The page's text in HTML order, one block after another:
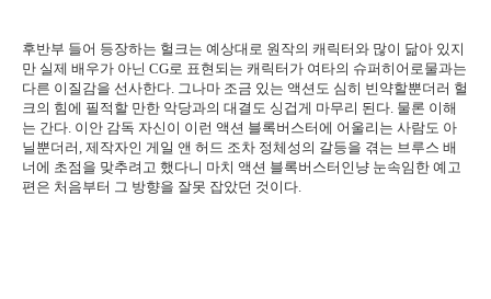
후반부 들어 등장하는 헐크는 예상대로 원작의 캐릭터와 많이 닮아 있지
만 실제 배우가 아닌 CG로 표현되는 캐릭터가 여타의 슈퍼히어로물과는
다른 이질감을 선사한다. 그나마 조금 있는 액션도 심히 빈약할뿐더러 헐
크의 힘에 필적할 만한 악당과의 대결도 싱겁게 마무리 된다. 물론 이해
는 간다. 이안 감독 자신이 이런 액션 블록버스터에 어울리는 사람도 아
닐뿐더러, 제작자인 게일 앤 허드 조차 정체성의 갈등을 겪는 브루스 배
너에 초점을 맞추려고 했다니 마치 액션 블록버스터인냥 눈속임한 예고
편은 처음부터 그 방향을 잘못 잡았던 것이다.